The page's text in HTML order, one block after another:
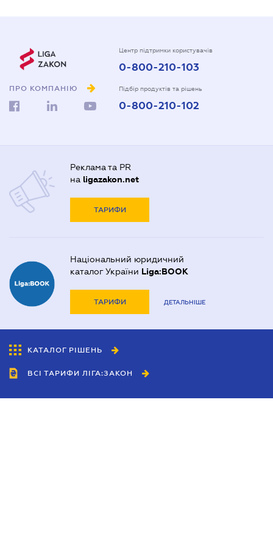
ПРО КОМПАНІЮ
Центр підтримки користувачів
0-800-210-103
Підбір продуктів та рішень
0-800-210-102
Реклама та PR
на ligazakon.net
ТАРИФИ
Національний юридичний
каталог України Liga:BOOK
ТАРИФИ ДЕТАЛЬНІШЕ
КАТАЛОГ РІШЕНЬ
ВСІ ТАРИФИ ЛІГА:ЗАКОН